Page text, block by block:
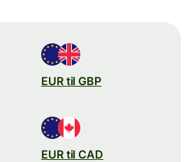
EUR til GBP
EUR til CAD